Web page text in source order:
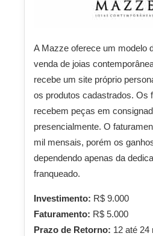
A Mazze oferece um modelo
venda de joias
recebe um site próprio
os produtos cadastrados. Os
recebem peças em
presencialmente. O
mil mensais, porém os
dependendo apenas da
franqueado.
Investimento: R$ 9.000
Faturamento: R$ 5.000
Prazo de Retorno: 12 até 24